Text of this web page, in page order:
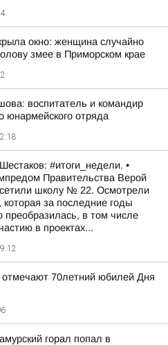
окно: женщина случайно
змее в Приморском крае
воспитатель и командир
юнармейского отряда
#итоги_недели. •
Правительства Верой
школу № 22. Осмотрели
за последние годы
преобразилась, в том числе
в проектах...
70летний юбилей Дня
горал попал в